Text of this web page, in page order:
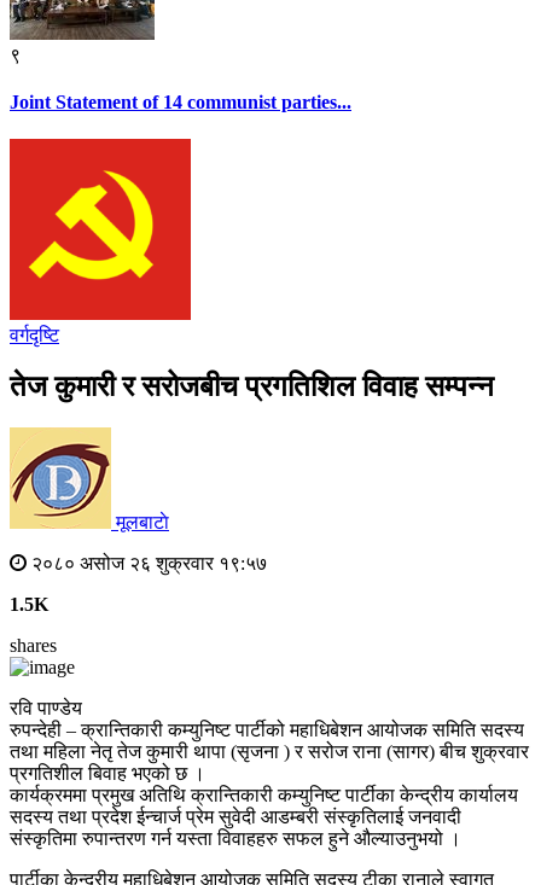
९
Joint Statement of 14 communist parties...
वर्गदृष्टि
तेज कुमारी र सरोजबीच प्रगतिशिल विवाह सम्पन्न
मूलबाटाे
२०८० असोज २६ शुक्रवार १९:५७
1.5K
shares
रवि पाण्डेय
रुपन्देही – क्रान्तिकारी कम्युनिष्ट पार्टीको महाधिबेशन आयोजक समिति सदस्य
तथा महिला नेतृ तेज कुमारी थापा (सृजना ) र सरोज राना (सागर) बीच शुक्रवार
प्रगतिशील बिवाह भएको छ ।
कार्यक्रममा प्रमुख अतिथि क्रान्तिकारी कम्युनिष्ट पार्टीका केन्द्रीय कार्यालय
सदस्य तथा प्रदेश ईन्चार्ज प्रेम सुवेदी आडम्बरी संस्कृतिलाई जनवादी
संस्कृतिमा रुपान्तरण गर्न यस्ता विवाहहरु सफल हुने औल्याउनुभयो ।
पार्टीका केन्द्रीय महाधिबेशन आयोजक समिति सदस्य टीका रानाले स्वागत